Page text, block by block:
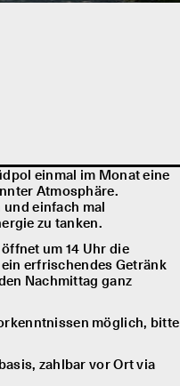
einmal im Monat eine
Atmosphäre.
einfach mal
zu tanken.
um 14 Uhr die
erfrischendes Getränk
Nachmittag ganz
möglich, bitte
zahlbar vor Ort via